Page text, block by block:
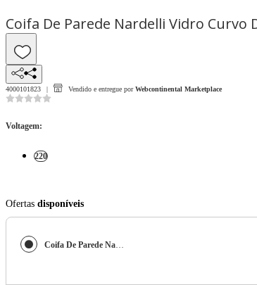
Coifa De Parede Nardelli Vidro Curvo
4000101823 Vendido e entregue por Webcontinental Marketplace
Voltagem:
220
Ofertas disponíveis
Coifa De Parede Nardelli Vidro Curvo Duto Slim 70cm Inox 220V